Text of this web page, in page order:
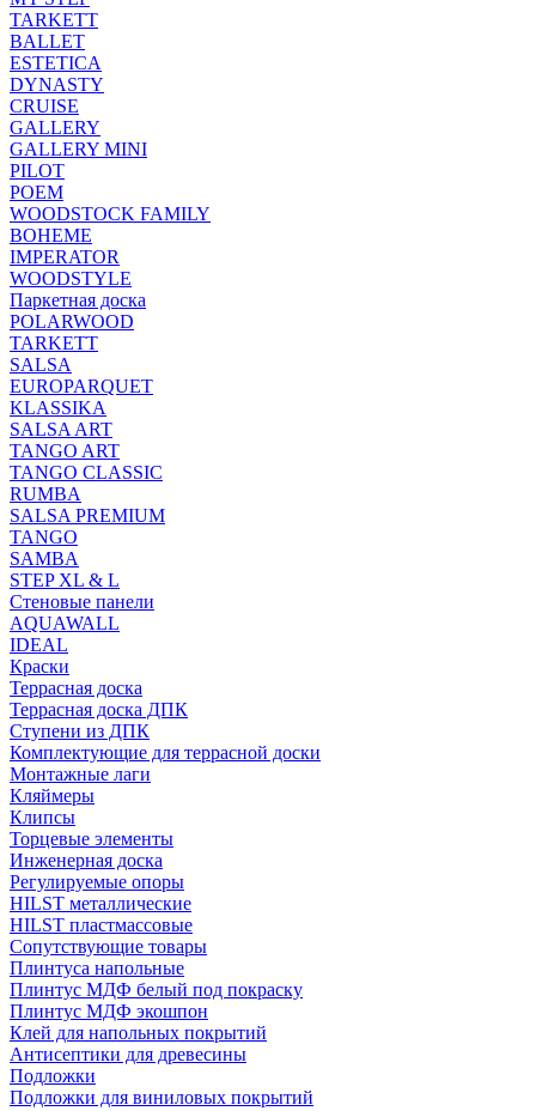
TARKETT
BALLET
ESTETICA
DYNASTY
CRUISE
GALLERY
GALLERY MINI
PILOT
POEM
WOODSTOCK FAMILY
BOHEME
IMPERATOR
WOODSTYLE
Паркетная доска
POLARWOOD
TARKETT
SALSA
EUROPARQUET
KLASSIKA
SALSA ART
TANGO ART
TANGO CLASSIC
RUMBA
SALSA PREMIUM
TANGO
SAMBA
STEP XL & L
Стеновые панели
AQUAWALL
IDEAL
Краски
Террасная доска
Террасная доска ДПК
Ступени из ДПК
Комплектующие для террасной доски
Монтажные лаги
Кляймеры
Клипсы
Торцевые элементы
Инженерная доска
Регулируемые опоры
HILST металлические
HILST пластмассовые
Сопутствующие товары
Плинтуса напольные
Плинтус МДФ белый под покраску
Плинтус МДФ экошпон
Клей для напольных покрытий
Антисептики для древесины
Подложки
Подложки для виниловых покрытий